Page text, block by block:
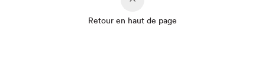
Retour en haut de page